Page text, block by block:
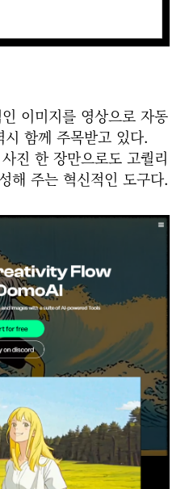
이미지를 영상으로 자동
함께 주목받고 있다.
진 한 장만으로도 고퀄리
해 주는 혁신적인 도구다.